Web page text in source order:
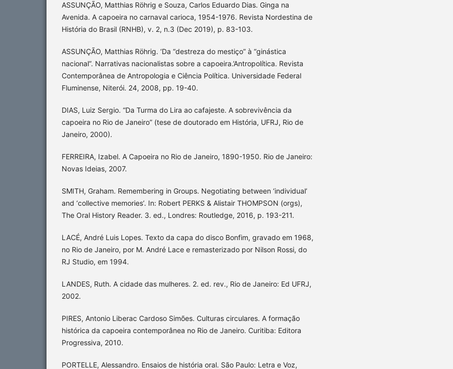
ASSUNÇÃO, Matthias Röhrig e Souza, Carlos Eduardo Dias. Ginga na
Avenida. A capoeira no carnaval carioca, 1954-1976. Revista Nordestina de
História do Brasil (RNHB), v. 2, n.3 (Dec 2019), p. 83-103.
ASSUNÇÃO, Matthias Röhrig. ‘Da “destreza do mestiço” à “ginástica
nacional”. Narrativas nacionalistas sobre a capoeira.’Antropolítica. Revista
Contemporânea de Antropologia e Ciência Política. Universidade Federal
Fluminense, Niterói. 24, 2008, pp. 19-40.
DIAS, Luiz Sergio. “Da Turma do Lira ao cafajeste. A sobrevivência da
capoeira no Rio de Janeiro” (tese de doutorado em História, UFRJ, Rio de
Janeiro, 2000).
FERREIRA, Izabel. A Capoeira no Rio de Janeiro, 1890-1950. Rio de Janeiro:
Novas Ideias, 2007.
SMITH, Graham. Remembering in Groups. Negotiating between ‘individual’
and ‘collective memories’. In: Robert PERKS & Alistair THOMPSON (orgs),
The Oral History Reader. 3. ed., Londres: Routledge, 2016, p. 193-211.
LACÉ, André Luis Lopes. Texto da capa do disco Bonfim, gravado em 1968,
no Rio de Janeiro, por M. André Lace e remasterizado por Nilson Rossi, do
RJ Studio, em 1994.
LANDES, Ruth. A cidade das mulheres. 2. ed. rev., Rio de Janeiro: Ed UFRJ,
2002.
PIRES, Antonio Liberac Cardoso Simões. Culturas circulares. A formação
histórica da capoeira contemporânea no Rio de Janeiro. Curitiba: Editora
Progressiva, 2010.
PORTELLE, Alessandro. Ensaios de história oral. São Paulo: Letra e Voz,